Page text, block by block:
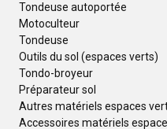
Tondeuse autoportée
Motoculteur
Tondeuse
Outils du sol (espaces verts)
Tondo-broyeur
Préparateur sol
Autres matériels espaces
Accessoires matériels